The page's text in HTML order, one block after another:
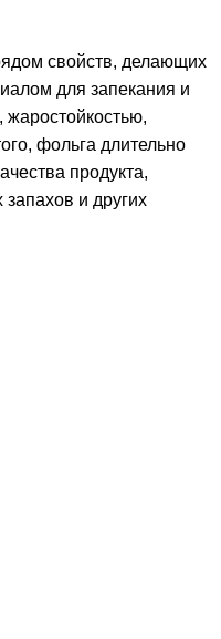
свойств, делающих
для запекания и
жаростойкостью,
фольга длительно
продукта,
запахов и других